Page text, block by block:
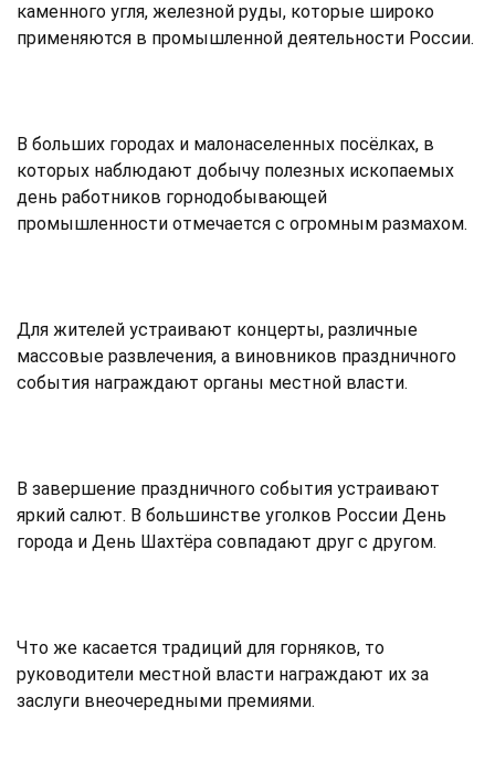
каменного угля, железной руды, которые широко
применяются в промышленной деятельности России.
В больших городах и малонаселенных посёлках, в
которых наблюдают добычу полезных ископаемых
день работников горнодобывающей
промышленности отмечается с огромным размахом.
Для жителей устраивают концерты, различные
массовые развлечения, а виновников праздничного
события награждают органы местной власти.
В завершение праздничного события устраивают
яркий салют. В большинстве уголков России День
города и День Шахтёра совпадают друг с другом.
Что же касается традиций для горняков, то
руководители местной власти награждают их за
заслуги внеочередными премиями.